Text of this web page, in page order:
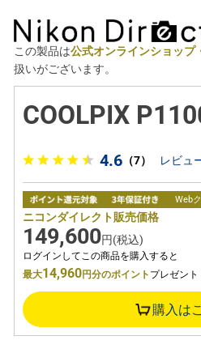
この製品は公式オンラインショップ
扱いがございます。
COOLPIX
4.6（7） レビュ
Web
ニコンダイレクト販売価格
149,600円(税込)
ログインしてこの商品を購入すると
最大14,960円分のポイント プレゼント
購入は